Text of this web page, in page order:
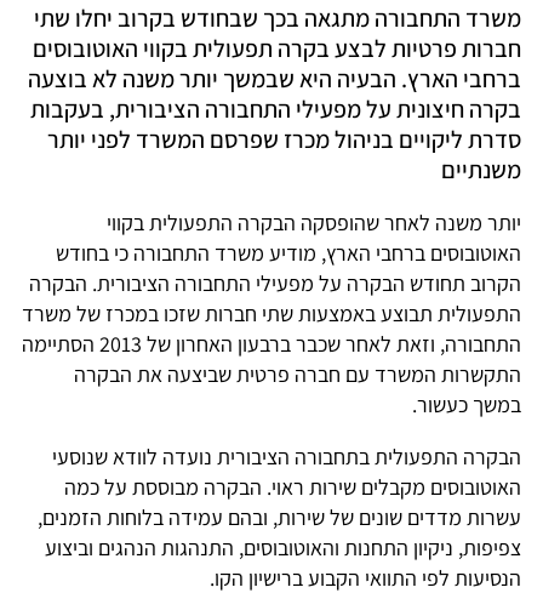
משרד התחבורה מתגאה בכך שבחודש בקרוב יחלו שתי
חברות פרטיות לבצע בקרה תפעולית בקווי האוטובוסים
ברחבי הארץ. הבעיה היא שבמשך יותר משנה לא בוצעה
בקרה חיצונית על מפעילי התחבורה הציבורית, בעקבות
סדרת ליקויים בניהול מכרז שפרסם המשרד לפני יותר
משנתיים
יותר משנה לאחר שהופסקה הבקרה התפעולית בקווי
האוטובוסים ברחבי הארץ, מודיע משרד התחבורה כי בחודש
הקרוב תחודש הבקרה על מפעילי התחבורה הציבורית. הבקרה
התפעולית תבוצע באמצעות שתי חברות שזכו במכרז של משרד
התחבורה, וזאת לאחר שכבר ברבעון האחרון של 2013 הסתיימה
התקשרות המשרד עם חברה פרטית שביצעה את הבקרה
במשך כעשור.
הבקרה התפעולית בתחבורה הציבורית נועדה לוודא שנוסעי
האוטובוסים מקבלים שירות ראוי. הבקרה מבוססת על כמה
עשרות מדדים שונים של שירות, ובהם עמידה בלוחות הזמנים,
צפיפות, ניקיון התחנות והאוטובוסים, התנהגות הנהגים וביצוע
הנסיעות לפי התוואי הקבוע ברישיון הקו.